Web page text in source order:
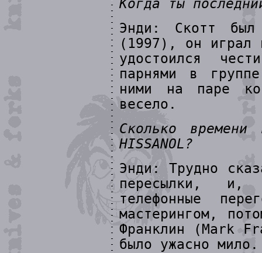
Когда ты
Энди: Скотт был
(1997), он играл
удостоился
парнями в
ними на паре
весело.
Сколько
HISSANOL?
Энди: Трудно
пересылки, и,
телефонные
мастерингом,
Франклин (Mark
было ужасно мило.